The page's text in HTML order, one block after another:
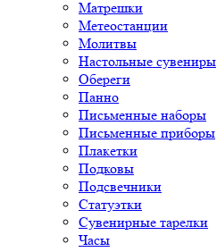
Матрешки
Метеостанции
Молитвы
Настольные сувениры
Обереги
Панно
Письменные наборы
Письменные приборы
Плакетки
Подковы
Подсвечники
Статуэтки
Сувенирные тарелки
Часы